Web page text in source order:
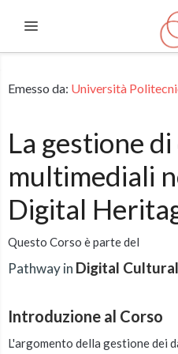
Espandi
Emesso da: Università
La gestione
multimediali
Digital
Questo Corso è parte del
Pathway in Digital
Introduzione al Corso
L'argomento della gestione dei